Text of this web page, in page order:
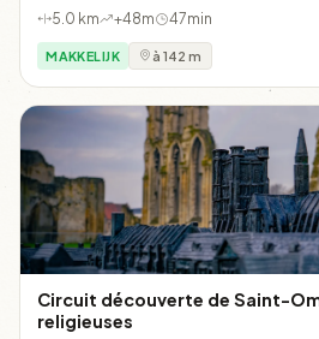
5.0 km +48m 47min
MAKKELIJK à 142 m
Circuit découverte de Saint-
religieuses